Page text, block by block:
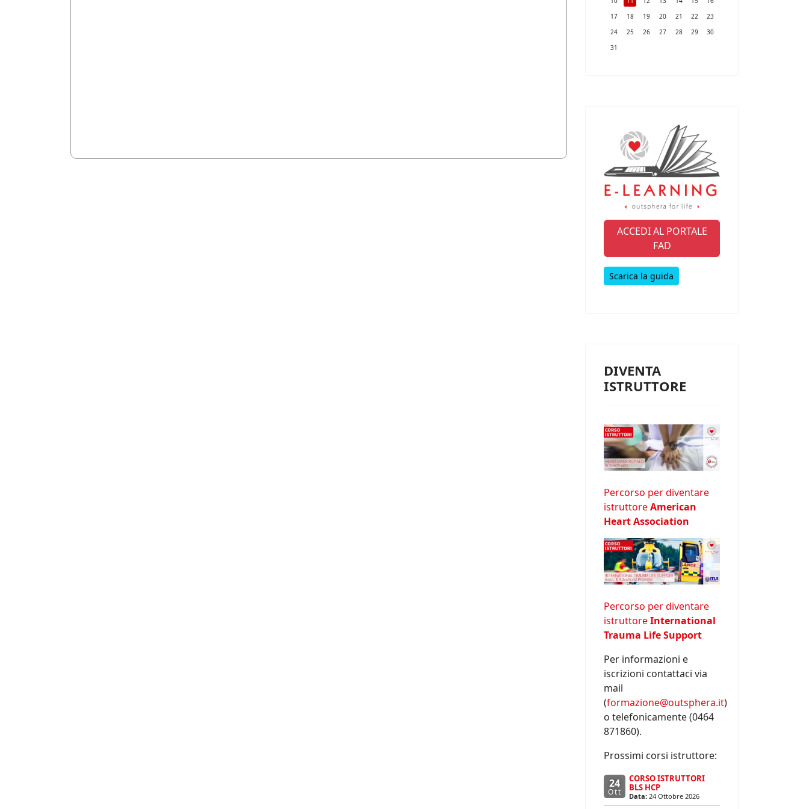
17
18 19 20 21 22
23
24
25 26 27 28 29
30
31
ACCEDI AL PORTALE
FAD
Scarica la guida
DIVENTA
ISTRUTTORE
Percorso per diventare
istruttoreAmerican
Heart Association
Percorso per diventare
istruttoreInternational
Trauma Life Support
Per informazioni e
iscrizioni contattaci via
mail
(formazione@outsphera.it)
o telefonicamente (0464
871860).
Prossimi corsi istruttore:
24
Ott
CORSO ISTRUTTORI
BLS HCP
Data: 24 Ottobre 2026